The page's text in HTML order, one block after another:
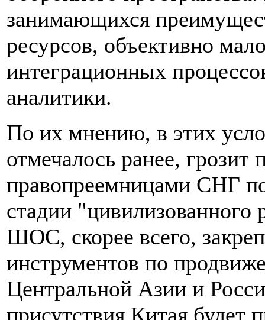
занимающихся
ресурсов, объективно
интеграционных
аналитики.
По их мнению, в этих
отмечалось ранее, грозит
правопреемницами СНГ
стадии "цивилизованного
ШОС, скорее всего,
инструментов по
Центральной Азии и
присутствия Китая будет